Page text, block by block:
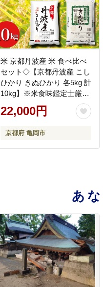
米 京都丹波産 米 食べ比べ
セット◇【京都丹波産 こし
ひかり きぬひかり 各5kg 計
10kg】※米食味鑑定士厳選
※精米したてをお届け【京
都伏見のお米問屋が精米】
島への配送不可
22,000円
京都府 亀岡市
あ